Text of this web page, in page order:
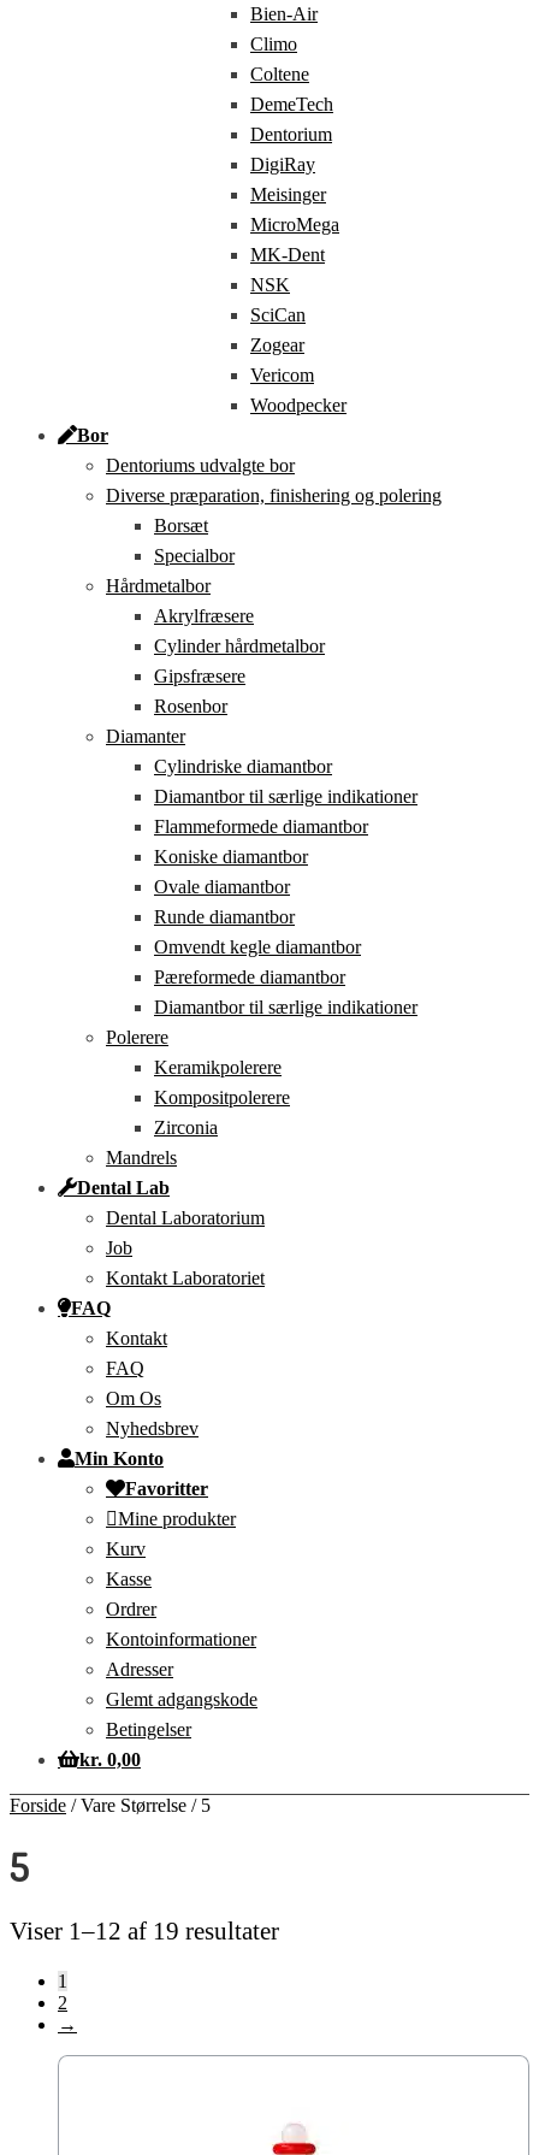
Bien-Air
Climo
Coltene
DemeTech
Dentorium
DigiRay
Meisinger
MicroMega
MK-Dent
NSK
SciCan
Zogear
Vericom
Woodpecker
Bor
Dentoriums udvalgte bor
Diverse præparation, finishering og polering
Borsæt
Specialbor
Hårdmetalbor
Akrylfræsere
Cylinder hårdmetalbor
Gipsfræsere
Rosenbor
Diamanter
Cylindriske diamantbor
Diamantbor til særlige indikationer
Flammeformede diamantbor
Koniske diamantbor
Ovale diamantbor
Runde diamantbor
Omvendt kegle diamantbor
Pæreformede diamantbor
Diamantbor til særlige indikationer
Polerere
Keramikpolerere
Kompositpolerere
Zirconia
Mandrels
Dental Lab
Dental Laboratorium
Job
Kontakt Laboratoriet
FAQ
Kontakt
FAQ
Om Os
Nyhedsbrev
Min Konto
Favoritter
Mine produkter
Kurv
Kasse
Ordrer
Kontoinformationer
Adresser
Glemt adgangskode
Betingelser
kr. 0,00
Forside /Vare Størrelse / 5
5
Viser 1–12 af 19 resultater
1
2
→